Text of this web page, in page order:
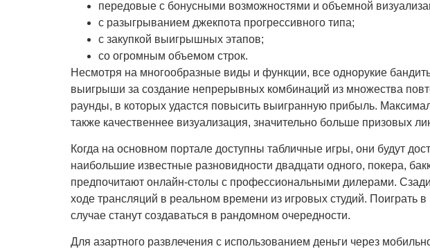
передовые с бонусными возможностями и объемной
с разыгрыванием джекпота прогрессивного типа;
с закупкой выигрышных этапов;
со огромным объемом строк.
Несмотря на многообразные виды и функции, все однорукие
выигрыши за создание непрерывных комбинаций из множества
раунды, в которых удастся повысить выигранную прибыль.
также качественнее визуализация, значительно больше призовых
Когда на основном портале доступны табличные игры, они будут
наибольшие известные разновидности двадцати одного, покера,
предпочитают онлайн-столы с профессиональными дилерами.
ходе трансляций в реальном времени из игровых студий.
случае станут создаваться в рандомном очередности.
Для азартного развлечения с использованием деньги через